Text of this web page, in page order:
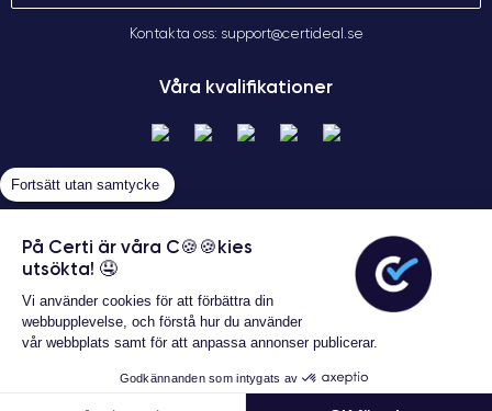
Garanterat 24 månader
3 938 kr Lägg i varukorgen
Kontakta oss: support@certideal.se
Våra kvalifikationer
Allmänna försäljningsvillkor
Certideal © 2026 Alla rättigheter
Fortsätt utan samtycke
På Certi är våra C🍪🍪kies
utsökta! 🤤
Vi använder cookies för att förbättra din
webbupplevelse, och förstå hur du använder
vår webbplats samt för att anpassa annonser publicerar.
Godkännanden som intygats av